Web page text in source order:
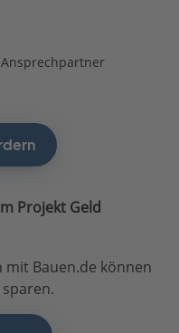
Projekt Geld
Bauen.de können